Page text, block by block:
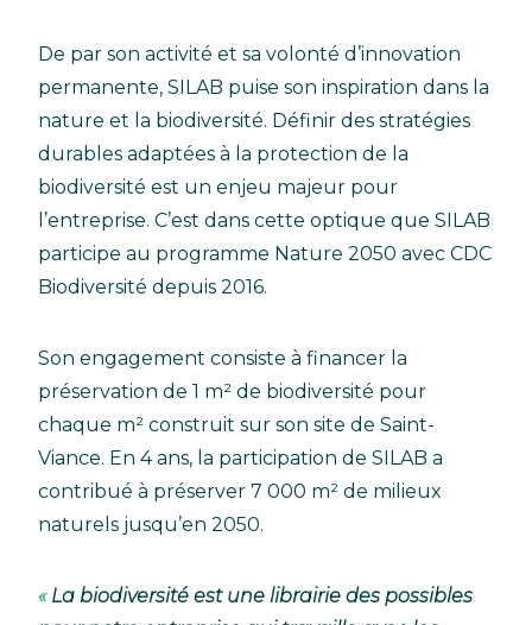
De par son activité et sa volonté d’innovation
permanente, SILAB puise son inspiration dans la
nature et la biodiversité. Définir des stratégies
durables adaptées à la protection de la
biodiversité est un enjeu majeur pour
l’entreprise. C’est dans cette optique que SILAB
participe au programme Nature 2050 avec CDC
Biodiversité depuis 2016.
Son engagement consiste à financer la
préservation de 1 m² de biodiversité pour
chaque m² construit sur son site de Saint-
Viance. En 4 ans, la participation de SILAB a
contribué à préserver 7 000 m² de milieux
naturels jusqu’en 2050.
La biodiversité est une librairie des possibles